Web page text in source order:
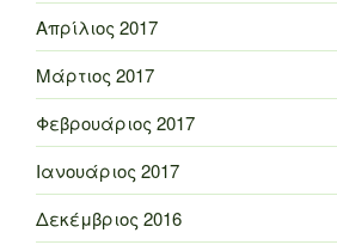
Απρίλιος 2017
Μάρτιος 2017
Φεβρουάριος 2017
Ιανουάριος 2017
Δεκέμβριος 2016